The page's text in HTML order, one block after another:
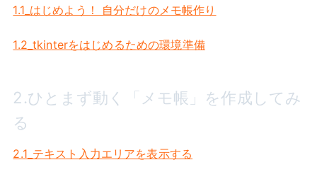
1.1_はじめよう！ 自分だけのメモ帳作り
1.2_tkinterをはじめるための環境準備
2.ひとまず動く「メモ帳」を作成してみ
る
2.1_テキスト入力エリアを表示する